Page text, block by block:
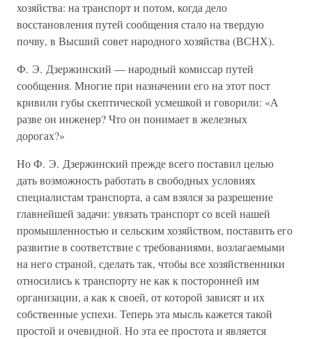
хозяйства: на транспорт и потом, когда дело
восстановления путей сообщения стало на твердую
почву, в Высший совет народного хозяйства (ВСНХ).
Ф. Э. Дзержинский — народный комиссар путей
сообщения. Многие при назначении его на этот пост
кривили губы скептической усмешкой и говорили: «А
разве он инженер? Что он понимает в железных
дорогах?»
Но Ф. Э. Дзержинский прежде всего поставил целью
дать возможность работать в свободных условиях
специалистам транспорта, а сам взялся за разрешение
главнейшей задачи: увязать транспорт со всей нашей
промышленностью и сельским хозяйством, поставить его
развитие в соответствие с требованиями, возлагаемыми
на него страной, сделать так, чтобы все хозяйственники
относились к транспорту не как к посторонней им
организации, а как к своей, от которой зависят и их
собственные успехи. Теперь эта мысль кажется такой
простой и очевидной. Но эта ее простота и является